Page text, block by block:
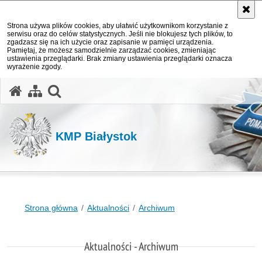
Strona używa plików cookies, aby ułatwić użytkownikom korzystanie z
serwisu oraz do celów statystycznych. Jeśli nie blokujesz tych plików, to
zgadzasz się na ich użycie oraz zapisanie w pamięci urządzenia.
Pamiętaj, że możesz samodzielnie zarządzać cookies, zmieniając
ustawienia przeglądarki. Brak zmiany ustawienia przeglądarki oznacza
wyrażenie zgody.
KMP Białystok
Strona główna Aktualności Archiwum
Aktualności - Archiwum